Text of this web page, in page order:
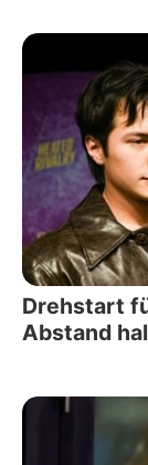
Drehstart
Abstand